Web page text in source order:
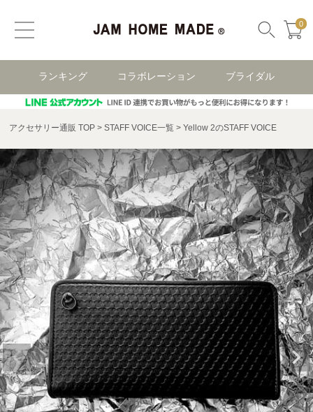
0
ランキング コラボレーション ブライダル
アクセサリー通販 TOP STAFF VOICE一覧 Yellow 2のSTAFF VOICE